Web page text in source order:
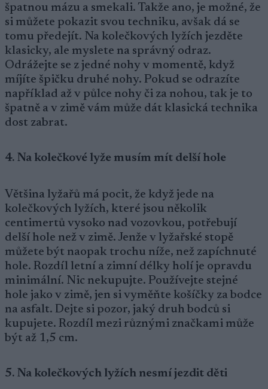
špatnou mázu a smekali. Takže ano, je možné, že
si můžete pokazit svou techniku, avšak dá se
tomu předejít. Na kolečkových lyžích jezděte
klasicky, ale myslete na správný odraz.
Odrážejte se z jedné nohy v momentě, když
míjíte špičku druhé nohy. Pokud se odrazíte
například až v půlce nohy či za nohou, tak je to
špatně a v zimě vám může dát klasická technika
dost zabrat.
4. Na kolečkové lyže musím mít delší hole
Většina lyžařů má pocit, že když jede na
kolečkových lyžích, které jsou několik
centimertů vysoko nad vozovkou, potřebují
delší hole než v zimě. Jenže v lyžařské stopě
můžete být naopak trochu níže, než zapíchnuté
hole. Rozdíl letní a zimní délky holí je opravdu
minimální. Nic nekupujte. Používejte stejné
hole jako v zimě, jen si vyměňte košíčky za bodce
na asfalt. Dejte si pozor, jaký druh bodců si
kupujete. Rozdíl mezi různými značkami může
být až 1,5 cm.
5. Na kolečkových lyžích nesmí jezdit děti